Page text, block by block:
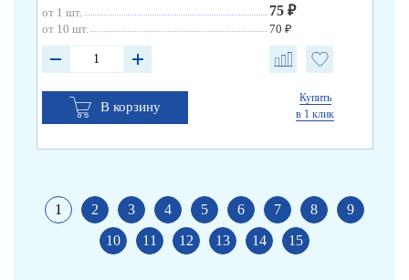
от 1 шт. 75 ₽
от 10 шт. 70 ₽
В корзину
Купить
в 1 клик
1 2 3 4 5 6 7 8
9
10
11 12 13 14 15